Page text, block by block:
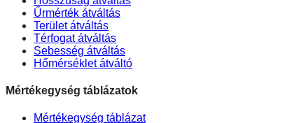
Űrmérték átváltás
Terület átváltás
Térfogat átváltás
Sebesség átváltás
Hőmérséklet átváltó
Mértékegység táblázatok
Mértékegység táblázat